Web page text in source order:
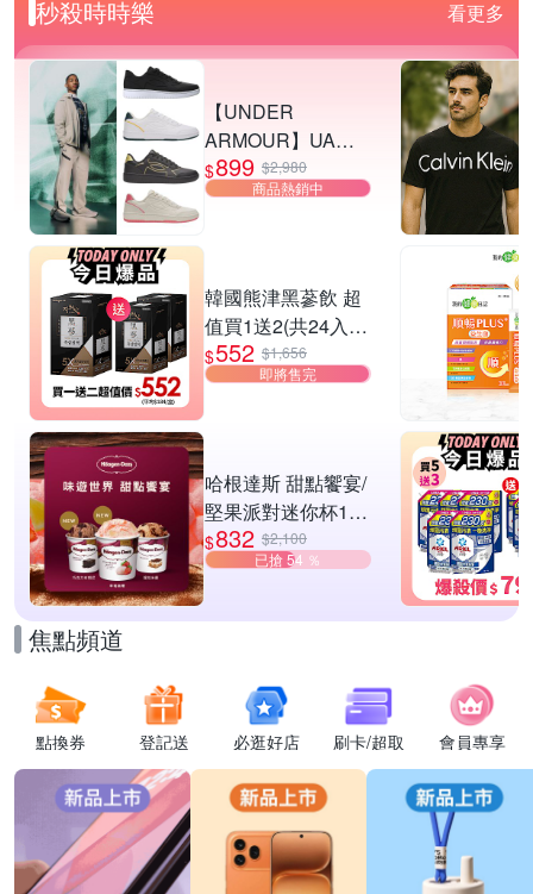
秒殺時時樂 看更多
【UNDER
ARMOUR】UA
Tempo 運動休閒鞋
多款任選
$899 $2,980
商品熱銷中
韓國熊津黑蔘飲 超
值買1送2(共24入
組)
$552 $1,656
即將售完
哈根達斯 甜點饗宴/
堅果派對迷你杯16
入組 任選
$832 $2,100
已搶 54 ％
焦點頻道
點換券 登記送 必逛好店 刷卡/超取 會員專享